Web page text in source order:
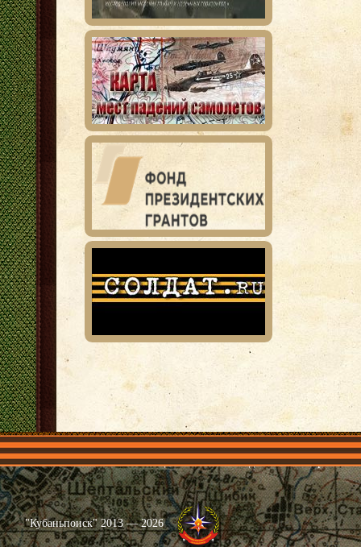
Главная Имена Общественные объединения Проекты
"Кубаньпоиск" 2013 — 2026